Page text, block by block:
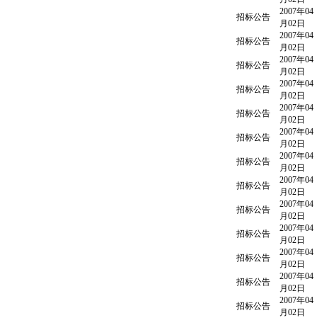
招标公告
2007年04
月02日
招标公告
2007年04
月02日
招标公告
2007年04
月02日
招标公告
2007年04
月02日
招标公告
2007年04
月02日
招标公告
2007年04
月02日
招标公告
2007年04
月02日
招标公告
2007年04
月02日
招标公告
2007年04
月02日
招标公告
2007年04
月02日
招标公告
2007年04
月02日
招标公告
2007年04
月02日
招标公告
2007年04
月02日